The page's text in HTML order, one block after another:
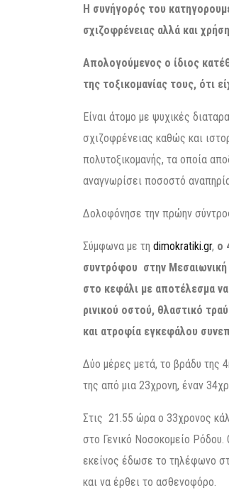
Η συνήγορός του
σχιζοφρένειας αλλά και
Απολογούμενος ο ίδιος
της τοξικομανίας τους, ότι
Είναι άτομο με ψυχικές
σχιζοφρένειας καθώς και
πολυτοξικομανής, τα οποία
αναγνωρίσει ποσοστό
Δολοφόνησε την πρώην
Σύμφωνα με τη dimokratiki.gr, ο
συντρόφου στην Μεσαιωνική
στο κεφάλι με αποτέλεσμα
ρινικού οστού, θλαστικό
και ατροφία εγκεφάλου
Δύο μέρες μετά, το βράδυ της
της από μια 23χρονη, έναν
Στις 21.55 ώρα ο 33χρονος
στο Γενικό Νοσοκομείο Ρόδου.
εκείνος έδωσε το τηλέφωνο
και να έρθει το ασθενοφόρο.